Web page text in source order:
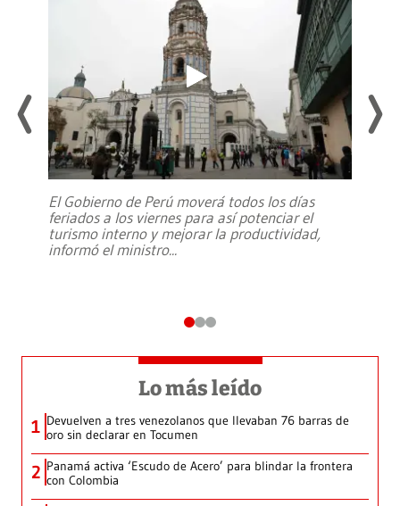
El Gobierno de Perú moverá todos los días
feriados a los viernes para así potenciar el
turismo interno y mejorar la productividad,
informó el ministro...
Lo más leído
1 Devuelven a tres venezolanos que llevaban 76 barras de
oro sin declarar en Tocumen
2 Panamá activa ‘Escudo de Acero’ para blindar la frontera
con Colombia